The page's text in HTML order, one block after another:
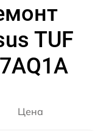
TUF
Цена